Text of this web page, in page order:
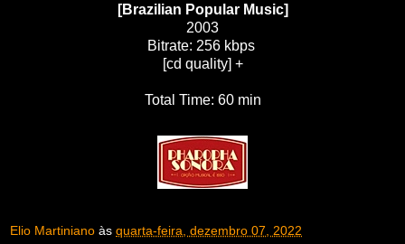
[Brazilian Popular Music]
2003
Bitrate: 256 kbps
[cd quality] +
Total Time: 60 min
Elio Martiniano às quarta-feira, dezembro 07, 2022